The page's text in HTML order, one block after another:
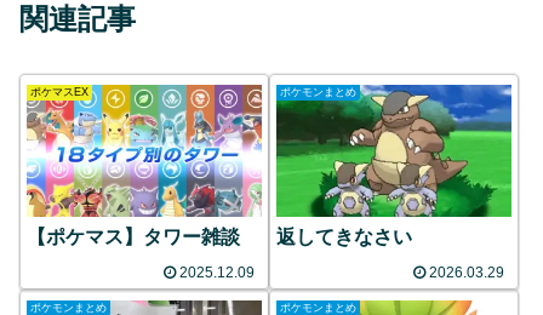
関連記事
ポケマスEX
【ポケマス】タワー雑談
2025.12.09
ポケモンまとめ
返してきなさい
2026.03.29
ポケモンまとめ ポケモンまとめ